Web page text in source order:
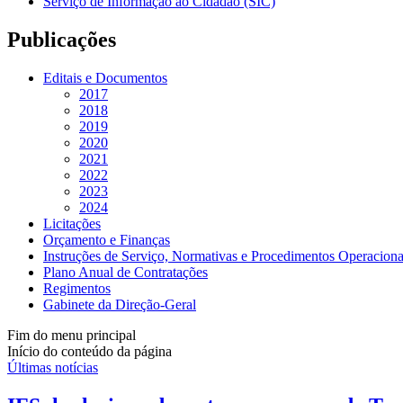
Publicações
Editais e Documentos
2017
2018
2019
2020
2021
2022
2023
2024
Licitações
Orçamento e Finanças
Instruções de Serviço, Normativas e Procedimentos
Plano Anual de Contratações
Regimentos
Gabinete da Direção-Geral
Fim do menu principal
Início do conteúdo da página
Últimas notícias